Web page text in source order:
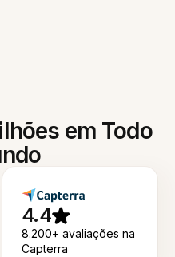
em Todo
4.4
8.200+ avaliações na
Capterra